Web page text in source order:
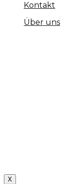
Kontakt
Über uns
X